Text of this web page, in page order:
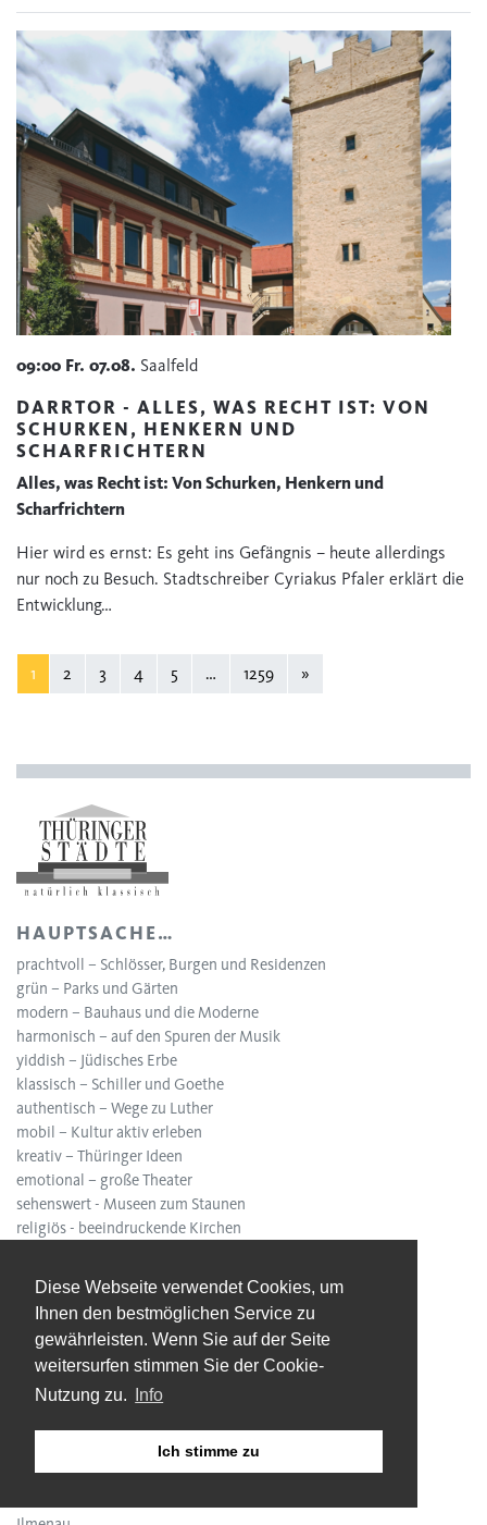
Diese Webseite verwendet Cookies, um
Ihnen den bestmöglichen Service zu
gewährleisten. Wenn Sie auf der Seite
weitersurfen stimmen Sie der Cookie-
Nutzung zu.
Info
Ich stimme zu
09:00 Fr. 07.08. Saalfeld
DARRTOR - ALLES, WAS RECHT IST: VON
SCHURKEN, HENKERN UND
SCHARFRICHTERN
Alles, was Recht ist: Von Schurken, Henkern und
Scharfrichtern
Hier wird es ernst: Es geht ins Gefängnis – heute allerdings
nur noch zu Besuch. Stadtschreiber Cyriakus Pfaler erklärt die
Entwicklung…
1 2 3 4 5 … 1259 »
HAUPTSACHE…
prachtvoll – Schlösser, Burgen und Residenzen
grün – Parks und Gärten
modern – Bauhaus und die Moderne
harmonisch – auf den Spuren der Musik
yiddish – Jüdisches Erbe
klassisch – Schiller und Goethe
authentisch – Wege zu Luther
mobil – Kultur aktiv erleben
kreativ – Thüringer Ideen
emotional – große Theater
sehenswert - Museen zum Staunen
religiös - beeindruckende Kirchen
STÄDTE
Altenburg
Apolda
Bad Langensalza
Eisenach
Gera